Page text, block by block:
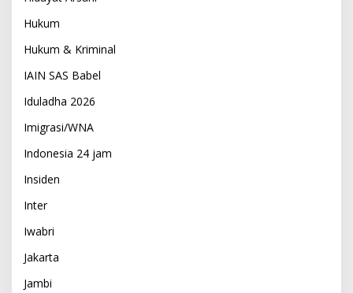
Hukum
Hukum & Kriminal
IAIN SAS Babel
Iduladha 2026
Imigrasi/WNA
Indonesia 24 jam
Insiden
Inter
Iwabri
Jakarta
Jambi